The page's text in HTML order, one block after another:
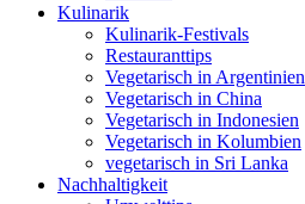
Kulinarik
Kulinarik-Festivals
Restauranttips
Vegetarisch in Argentinien
Vegetarisch in China
Vegetarisch in Indonesien
Vegetarisch in Kolumbien
vegetarisch in Sri Lanka
Nachhaltigkeit